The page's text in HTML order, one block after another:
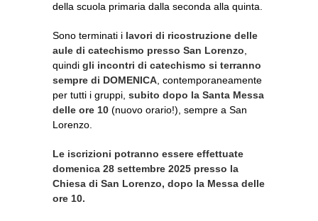
della scuola primaria dalla seconda alla quinta.
Sono terminati i lavori di ricostruzione delle
aule di catechismo presso San Lorenzo
quindi gli incontri di catechismo si terranno
sempre di DOMENICA , contemporaneamente
per tutti i gruppi, subito dopo la Santa Messa
delle ore 10 (nuovo orario!), sempre a San
Lorenzo.
Le iscrizioni potranno essere effettuate
domenica 28 settembre 2025 presso la
Chiesa di San Lorenzo, dopo la Messa delle
ore 10.